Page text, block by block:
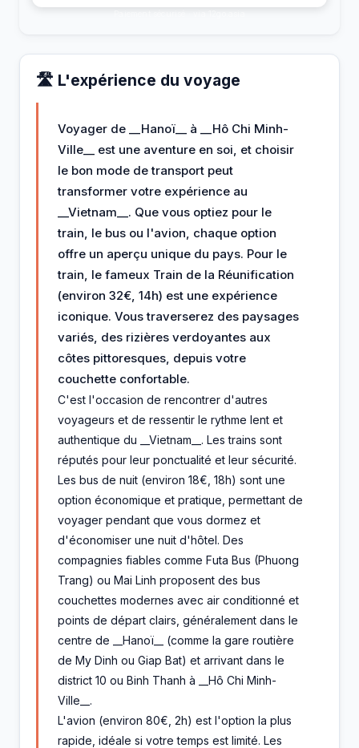
🛣️ L'expérience du voyage
Voyager de __Hanoï__ à __Hô Chi Minh-
Ville__ est une aventure en soi, et choisir
le bon mode de transport peut
transformer votre expérience au
__Vietnam__. Que vous optiez pour le
train, le bus ou l'avion, chaque option
offre un aperçu unique du pays. Pour le
train, le fameux Train de la Réunification
(environ 32€, 14h) est une expérience
iconique. Vous traverserez des paysages
variés, des rizières verdoyantes aux
côtes pittoresques, depuis votre
couchette confortable.
C'est l'occasion de rencontrer d'autres
voyageurs et de ressentir le rythme lent et
authentique du __Vietnam__. Les trains sont
réputés pour leur ponctualité et leur sécurité.
Les bus de nuit (environ 18€, 18h) sont une
option économique et pratique, permettant de
voyager pendant que vous dormez et
d'économiser une nuit d'hôtel. Des
compagnies fiables comme Futa Bus (Phuong
Trang) ou Mai Linh proposent des bus
couchettes modernes avec air conditionné et
points de départ clairs, généralement dans le
centre de __Hanoï__ (comme la gare routière
de My Dinh ou Giap Bat) et arrivant dans le
district 10 ou Binh Thanh à __Hô Chi Minh-
Ville__.
L'avion (environ 80€, 2h) est l'option la plus
rapide, idéale si votre temps est limité. Les